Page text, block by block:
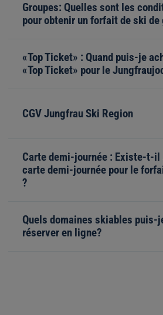
Groupes: Quelles sont les
pour obtenir un forfait de ski de
«Top Ticket» : Quand puis-je
«Top Ticket» pour le
CGV Jungfrau Ski Region
Carte demi-journée : Existe-t-il
carte demi-journée pour le
?
Quels domaines skiables puis-
réserver en ligne?